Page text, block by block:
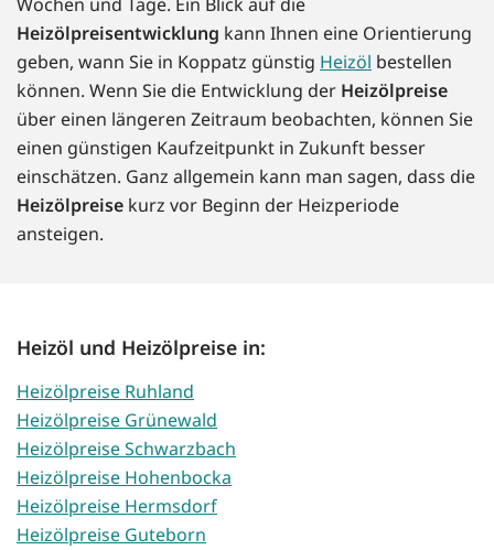
Heizölpreisentwicklung kann Ihnen eine Orientierung
geben, wann Sie in Koppatz günstig Heizöl bestellen
können. Wenn Sie die Entwicklung der Heizölpreise
über einen längeren Zeitraum beobachten, können Sie
einen günstigen Kaufzeitpunkt in Zukunft besser
einschätzen. Ganz allgemein kann man sagen, dass die
Heizölpreise kurz vor Beginn der Heizperiode
ansteigen.
Heizöl und Heizölpreise in:
Heizölpreise Ruhland
Heizölpreise Grünewald
Heizölpreise Schwarzbach
Heizölpreise Hohenbocka
Heizölpreise Hermsdorf
Heizölpreise Guteborn